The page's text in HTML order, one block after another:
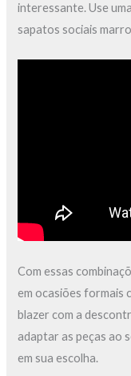
interessante. Use
sapatos sociais
Com essas
em ocasiões formais
blazer com a
adaptar as peças ao
em sua escolha.